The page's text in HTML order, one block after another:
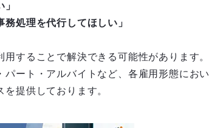
務処理を代行してほしい」
することで解決できる可能性があります。
ート・アルバイトなど、各雇用形態におい
提供しております。